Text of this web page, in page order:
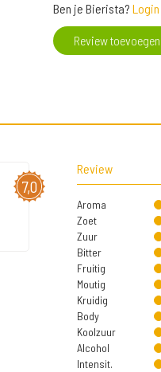
Ben je Bierista? Login
Review toevoegen
7,0
Review
Aroma
Zoet
Zuur
Bitter
Fruitig
Moutig
Kruidig
Body
Koolzuur
Alcohol
Intensit.